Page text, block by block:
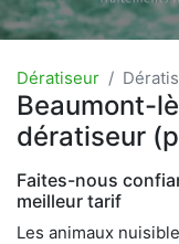
Dératiseur
Beaumont-
dératiseur
Faites-nous
meilleur tarif
Les animaux